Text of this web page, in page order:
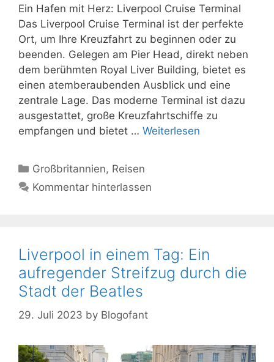
Ein Hafen mit Herz: Liverpool Cruise Terminal
Das Liverpool Cruise Terminal ist der perfekte
Ort, um Ihre Kreuzfahrt zu beginnen oder zu
beenden. Gelegen am Pier Head, direkt neben
dem berühmten Royal Liver Building, bietet es
einen atemberaubenden Ausblick und eine
zentrale Lage. Das moderne Terminal ist dazu
ausgestattet, große Kreuzfahrtschiffe zu
empfangen und bietet … Weiterlesen
Kategorien
Großbritannien, Reisen
Kommentar hinterlassen
Liverpool in einem Tag: Ein
aufregender Streifzug durch die
Stadt der Beatles
29. Juli 2023 by Blogofant